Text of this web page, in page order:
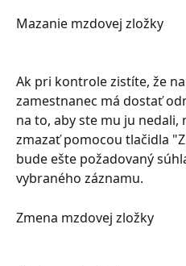
Mazanie mzdovej zložky
Ak pri kontrole zistíte, že
zamestnanec má dostať
na to, aby ste mu ju
zmazať pomocou tlačidla
bude ešte požadovaný
vybraného záznamu.
Zmena mzdovej zložky